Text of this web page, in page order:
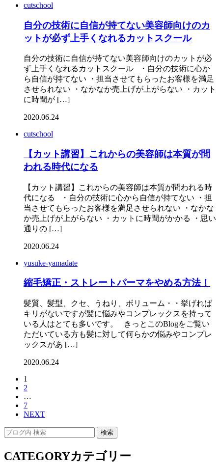
cutschool
自分の技術に自信が持てない美容師向けのカ
ットが必ず上手くなれるカットスクール
自分の技術に自信が持てない美容師向けのカットが必
ず上手くなれるカットスクール ・自分の技術に心か
ら自信が持てない ・担当させてもらったお客様を満足
させられない ・なかなか売上げが上がらない ・カット
に時間が […]
2020.06.24
cutschool
【カット講習】これからの美容師は本質が問
われる時代になる
【カット講習】これからの美容師は本質が問われる時
代になる ・自分の技術に心から自信が持てない ・担
当させてもらったお客様を満足させられない ・なかな
か売上げが上がらない ・カットに時間がかかる ・思い
通りの […]
2020.06.24
yusuke-yamadate
縮毛矯正・ストレートパーマをやめる方法！
髪質、髪型、クセ、うねり、ボリューム・・挙げれば
キリがないですが髪に悩みやコンプレックスを持って
いる人はとても多いです。 きっとこのBlogをご覧い
ただいている方も髪に対して何らかの悩みやコンプレ
ックスがあ […]
2020.06.24
1
2
…
7
NEXT
CATEGORYカテゴリー